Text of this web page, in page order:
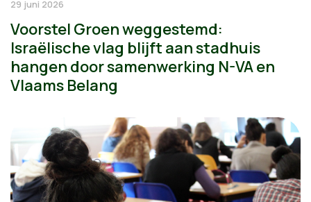
29 juni 2026
Voorstel Groen weggestemd:
Israëlische vlag blijft aan stadhuis
hangen door samenwerking N-VA en
Vlaams Belang